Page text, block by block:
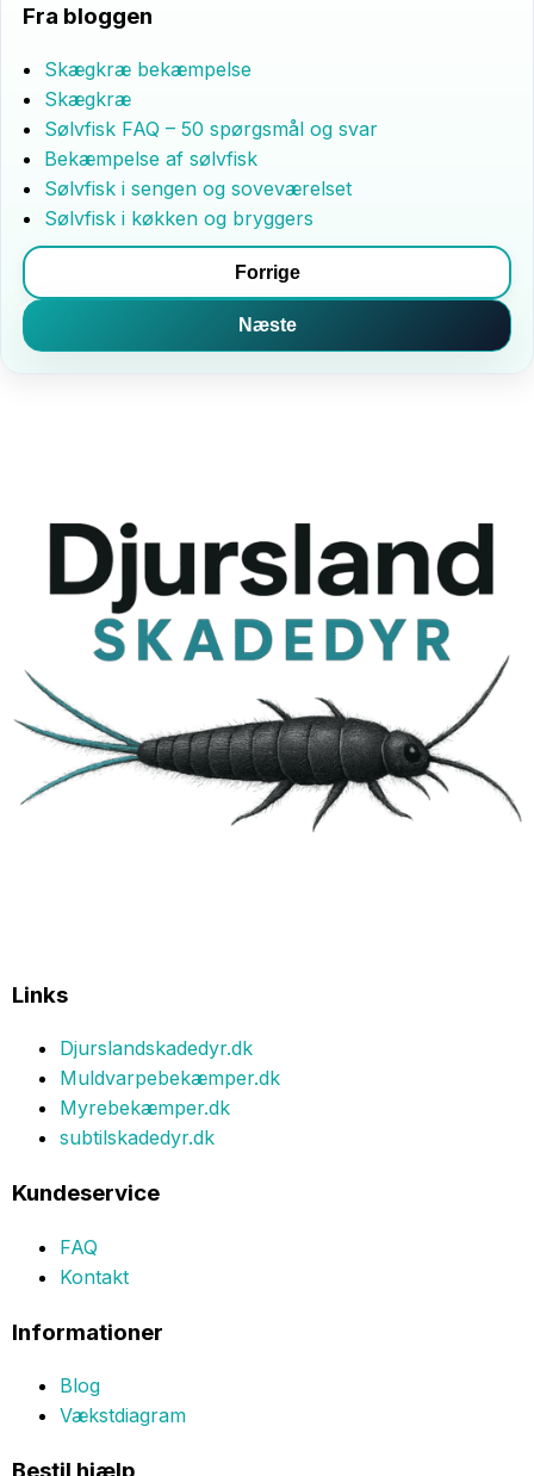
Fra bloggen
Skægkræ bekæmpelse
Skægkræ
Sølvfisk FAQ – 50 spørgsmål og svar
Bekæmpelse af sølvfisk
Sølvfisk i sengen og soveværelset
Sølvfisk i køkken og bryggers
Forrige
Næste
Links
Djurslandskadedyr.dk
Muldvarpebekæmper.dk
Myrebekæmper.dk
subtilskadedyr.dk
Kundeservice
FAQ
Kontakt
Informationer
Blog
Vækstdiagram